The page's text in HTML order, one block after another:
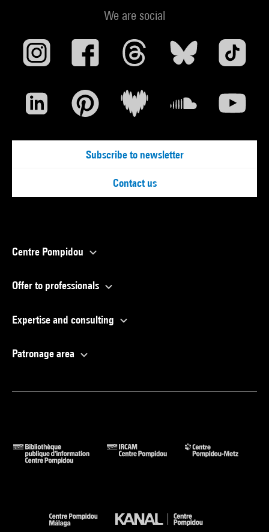
We are social
Subscribe to newsletter
Contact us
Centre Pompidou
Offer to professionals
Expertise and consulting
Patronage area